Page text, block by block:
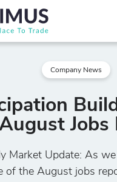
Company News
Jobs
Market Update: As
of the August jobs